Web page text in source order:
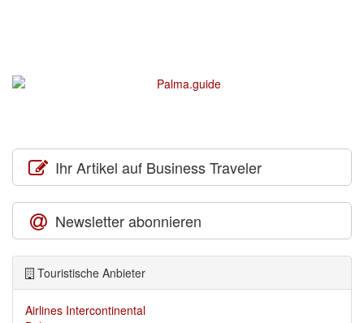
Ihr Artikel auf Business Traveler
Newsletter abonnieren
Touristische Anbieter
Airlines Intercontinental